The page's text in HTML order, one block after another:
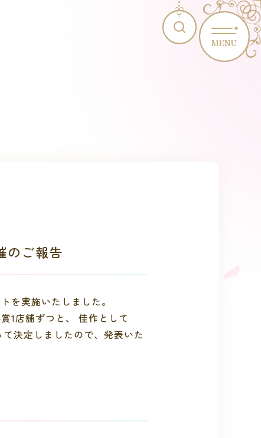
MENU
のご報告
を実施いたしました。
1店舗ずつと、 佳作として
決定しましたので、発表いた